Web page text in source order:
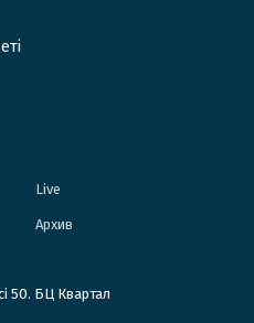
Live
Архив
50. БЦ Квартал